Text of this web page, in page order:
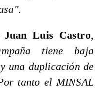
Juan Luis Castro,
tiene baja
una duplicación de
tanto el MINSAL